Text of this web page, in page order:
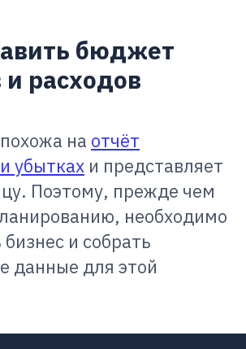
бюджет
расходов
на отчёт
убытках и представляет
Поэтому, прежде чем
необходимо
и собрать
данные для этой